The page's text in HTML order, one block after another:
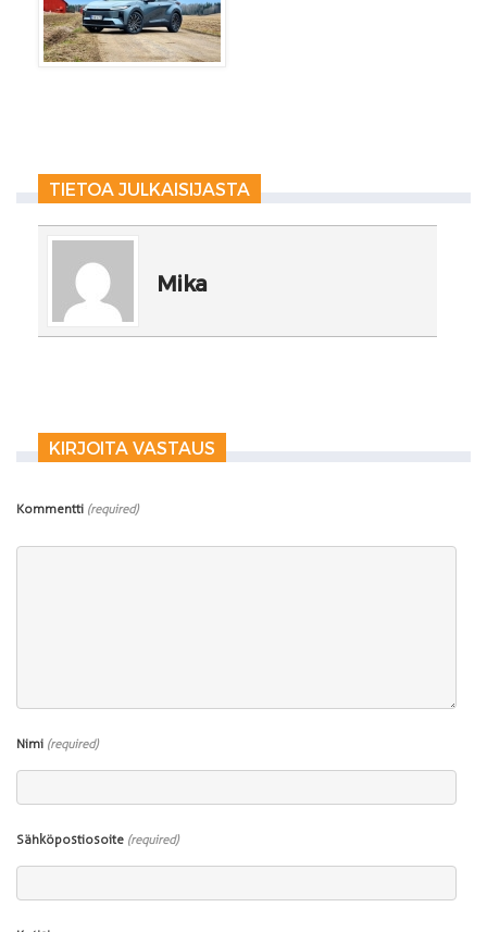
TIETOA JULKAISIJASTA
Mika
KIRJOITA VASTAUS
Kommentti (required)
Nimi (required)
Sähköpostiosoite (required)